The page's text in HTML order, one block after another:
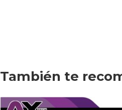
También te